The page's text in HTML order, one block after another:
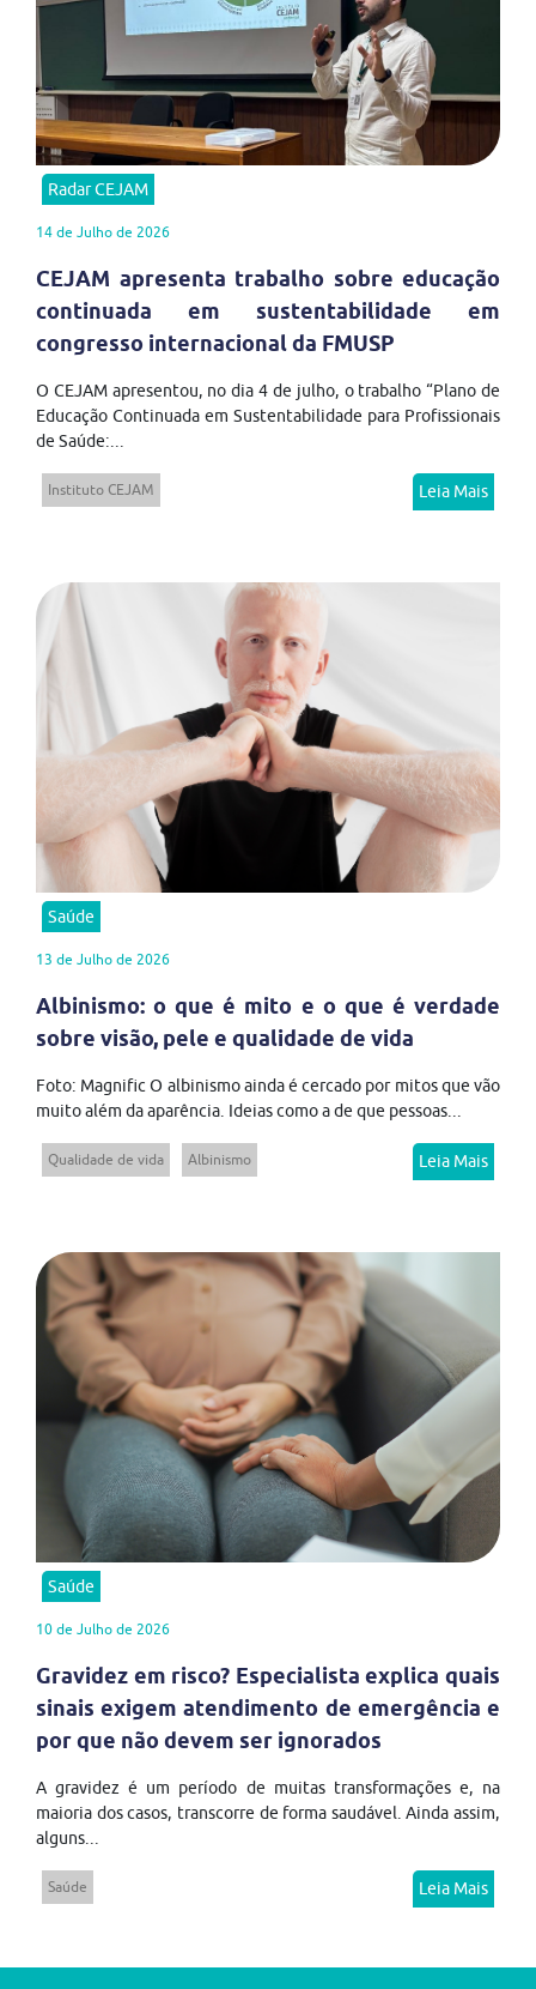
Radar CEJAM
14 de Julho de 2026
CEJAM apresenta trabalho sobre educação
continuada em sustentabilidade em
congresso internacional da FMUSP
O CEJAM apresentou, no dia 4 de julho, o trabalho “Plano de
Educação Continuada em Sustentabilidade para Profissionais
de Saúde:...
Instituto CEJAM Leia Mais
Saúde
13 de Julho de 2026
Albinismo: o que é mito e o que é verdade
sobre visão, pele e qualidade de vida
Foto: Magnific O albinismo ainda é cercado por mitos que vão
muito além da aparência. Ideias como a de que pessoas...
Qualidade de vida Albinismo Leia Mais
Saúde
10 de Julho de 2026
Gravidez em risco? Especialista explica quais
sinais exigem atendimento de emergência e
por que não devem ser ignorados
A gravidez é um período de muitas transformações e, na
maioria dos casos, transcorre de forma saudável. Ainda assim,
alguns...
Saúde Leia Mais